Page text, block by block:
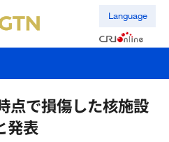
Language
点で損傷した核施設
発表